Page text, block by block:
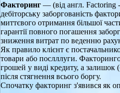
Факторинг— (від англ. Factoring -
дебіторську заборгованість
миттєвого отримання більшої
гарантії повного погашення
зниження витрат по веденню
Як правило клієнт є
товари або послллуги.
грошей у виді кредиту, а залишок
після стягнення всього боргу.
Спочатку факторинг з'явився як